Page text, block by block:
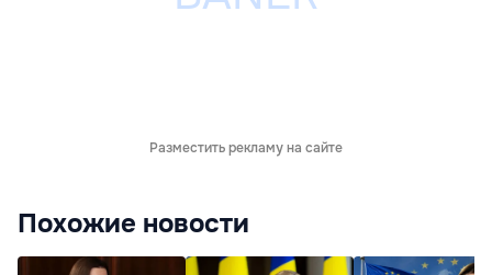
Разместить рекламу на сайте
Похожие новости